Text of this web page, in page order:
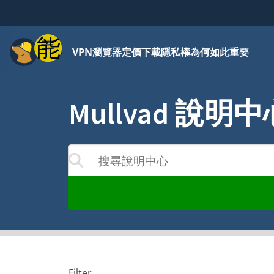
功能表
VPN瀏覽器定價下載隱私權為何如此重要
Mullvad 說明中
搜尋說明中心
將隨著您的輸入而更新